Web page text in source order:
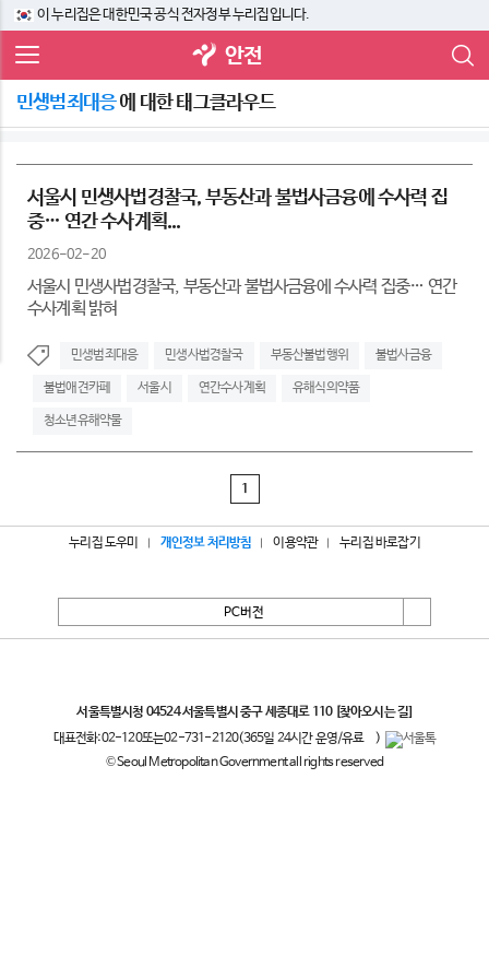
이 누리집은 대한민국 공식 전자정부 누리집입니다.
안전
민생범죄대응에 대한 태그클라우드
서울시 민생사법경찰국, 부동산과 불법사금융에 수사력 집
중… 연간 수사계획...
2026-02-20
서울시 민생사법경찰국, 부동산과 불법사금융에 수사력 집중… 연간
수사계획 밝혀
민생범죄대응 민생사법경찰국 부동산불법행위 불법사금융
불법애견카페 서울시 연간수사계획 유해식의약품
청소년유해약물
1
누리집 도우미 개인정보 처리방침 이용약관 누리집 바로잡기
PC버전
서울특별시청 04524 서울특별시 중구 세종대로 110 [찾아오시는 길]
대표전화:02-120또는02-731-2120(365일 24시간 운영/유료
)
© Seoul Metropolitan Government all rights reserved